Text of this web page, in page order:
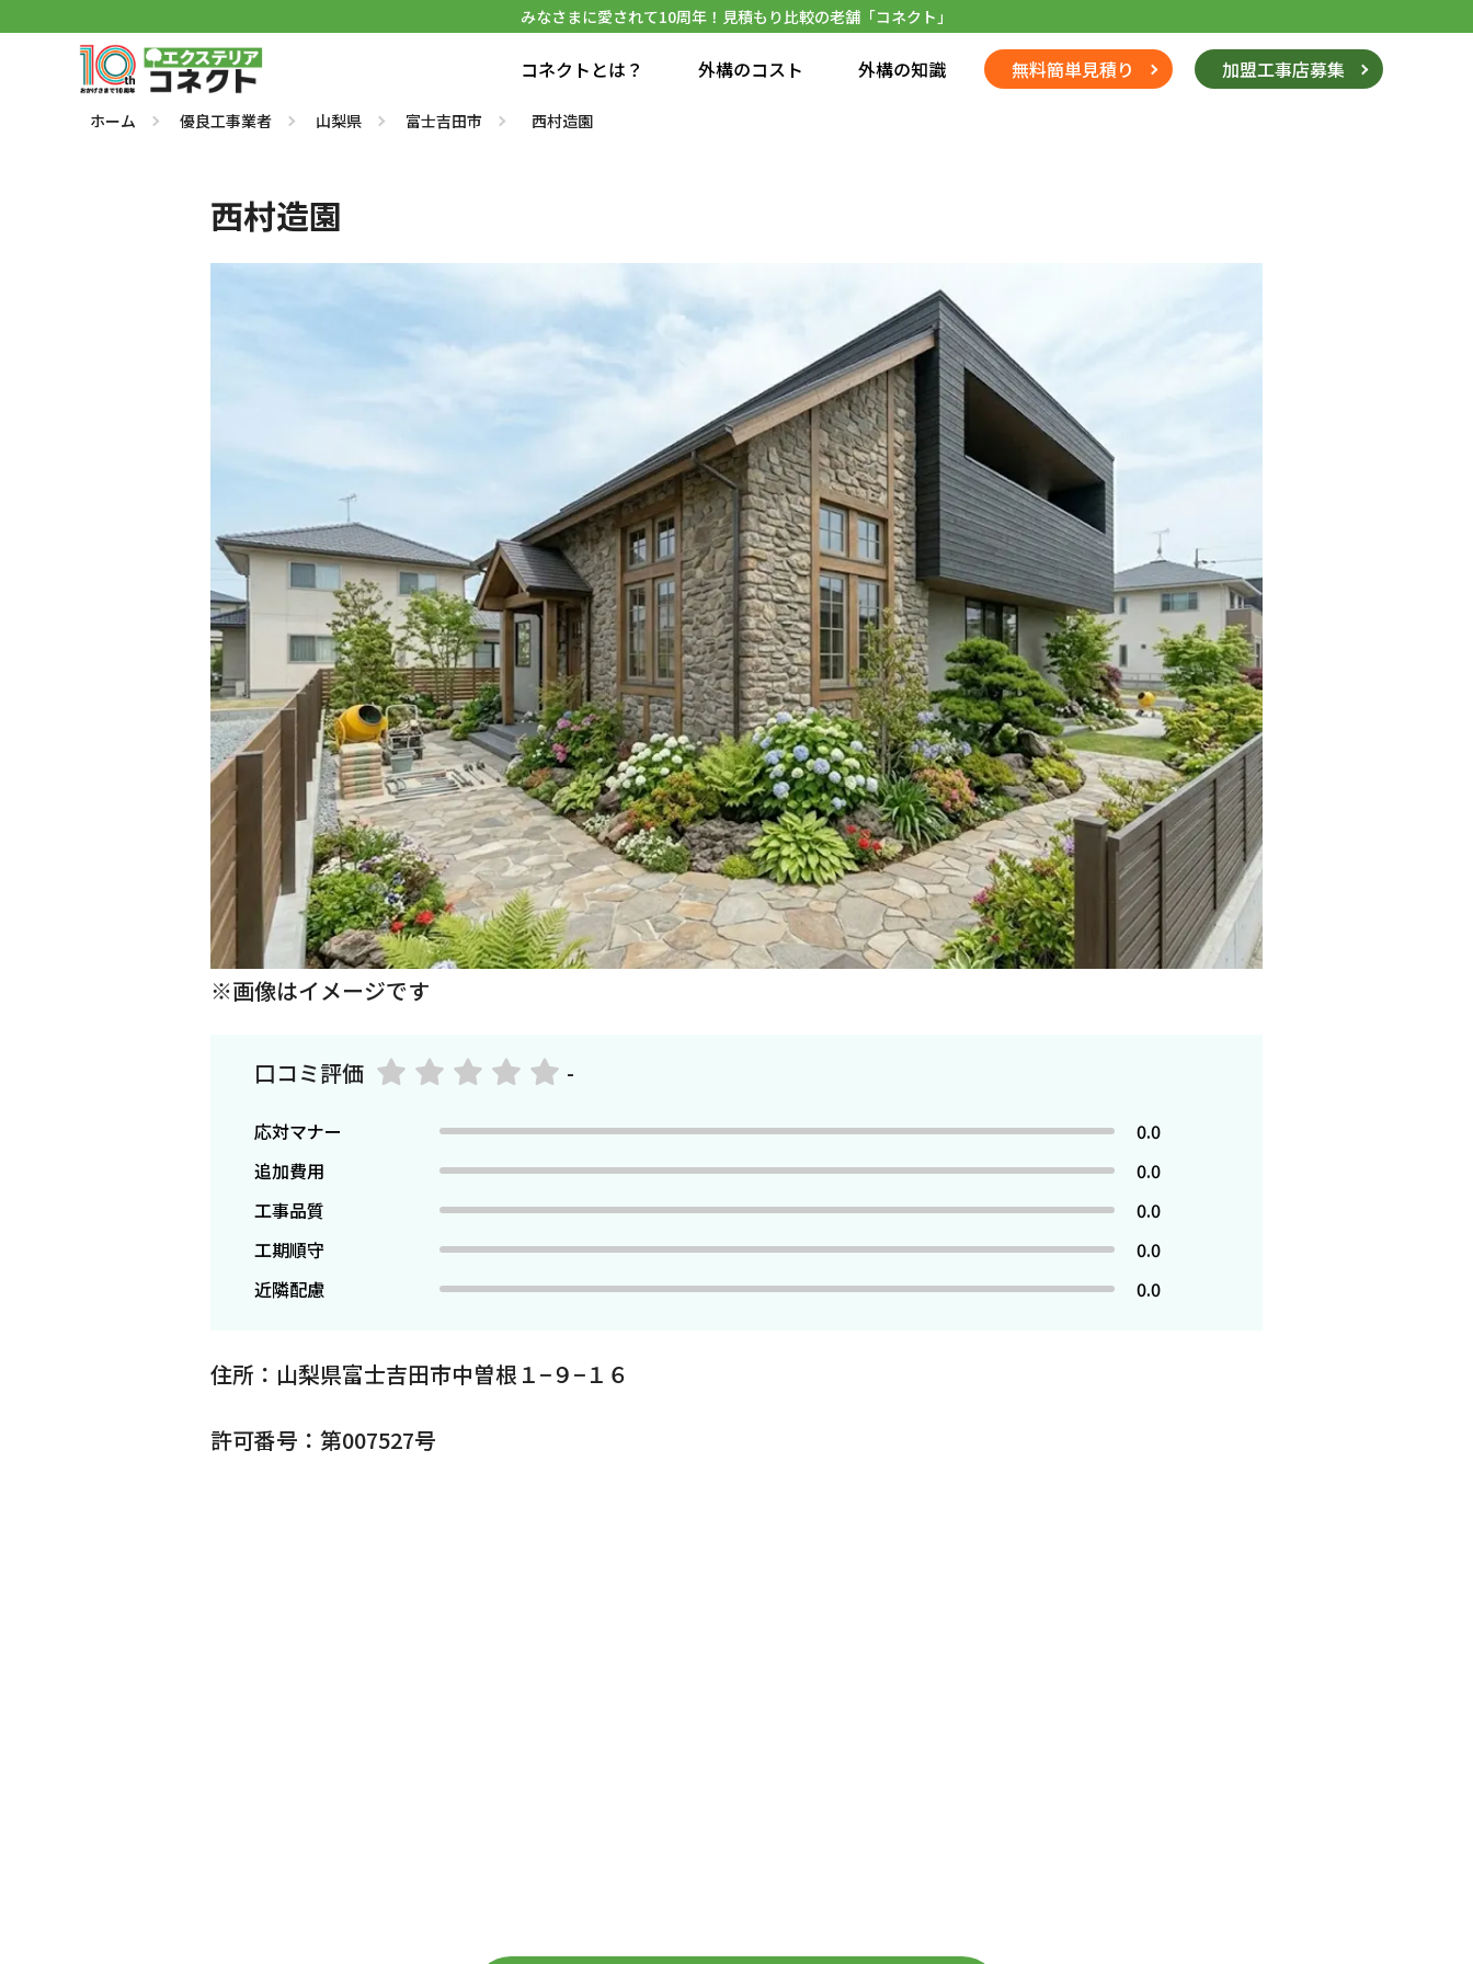
みなさまに愛されて10周年！見積もり比較の老舗「コネクト」
コネクトとは？ 外構のコスト 外構の知識 無料簡単見積り 加盟工事店募集
ホーム 優良工事業者 山梨県 富士吉田市 西村造園
西村造園
※画像はイメージです
口コミ評価 -
応対マナー
0.0
追加費用
0.0
工事品質
0.0
工期順守
0.0
近隣配慮
0.0
住所：山梨県富士吉田市中曽根１−９−１６
許可番号：第007527号